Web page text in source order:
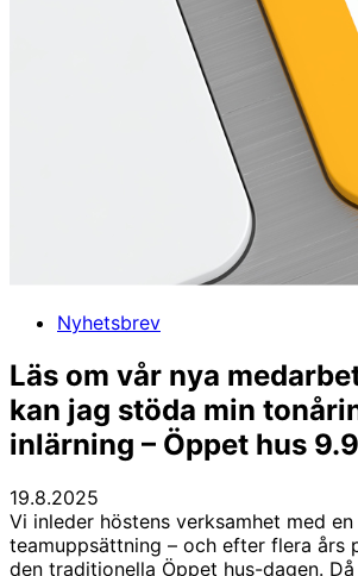
Nyhetsbrev
Läs om vår nya
kan jag stöda min
inlärning – Öppet hus
19.8.2025
Vi inleder höstens verksamhet med en
teamuppsättning – och efter flera års
den traditionella Öppet hus-dagen.